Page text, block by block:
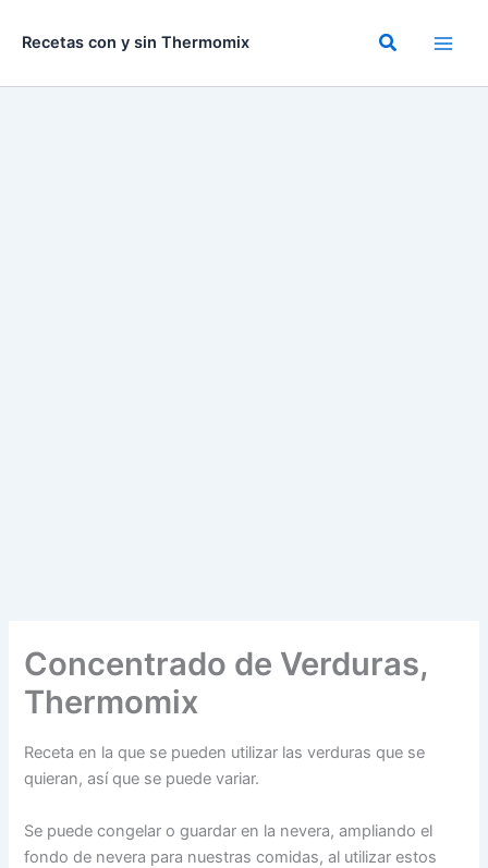
Recetas con y sin Thermomix Buscar
Concentrado de Verduras,
Thermomix
Receta en la que se pueden utilizar las verduras que se
quieran, así que se puede variar.
Se puede congelar o guardar en la nevera, ampliando el
fondo de nevera para nuestras comidas, al utilizar estos